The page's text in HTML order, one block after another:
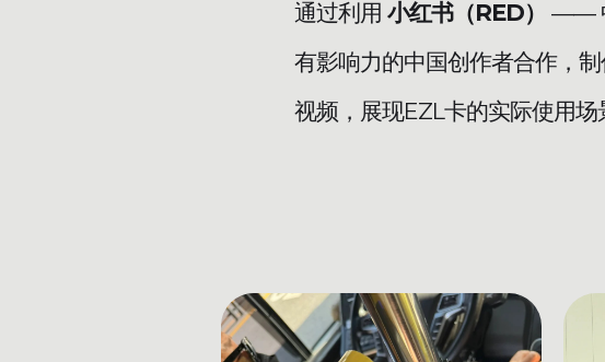
通过利用 小红书（RED）
——
有影响力的中国创作者合作，
视频，展现EZL卡的实际使用场